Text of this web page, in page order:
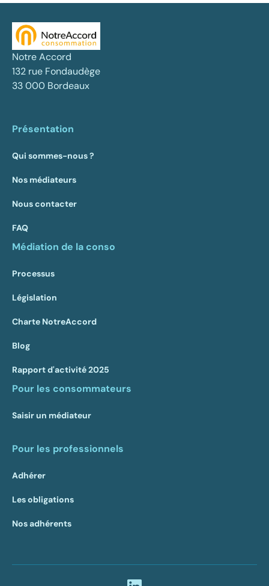
Notre Accord
132 rue Fondaudège
33 000 Bordeaux
Présentation
Qui sommes-nous ?
Nos médiateurs
Nous contacter
FAQ
Médiation de la conso
Processus
Législation
Charte NotreAccord
Blog
Rapport d'activité 2025
Pour les consommateurs
Saisir un médiateur
Pour les professionnels
Adhérer
Les obligations
Nos adhérents